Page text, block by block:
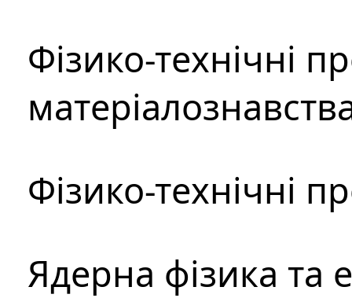
Фізико-технічні
Фізико-технічні
Ядерна фізика та